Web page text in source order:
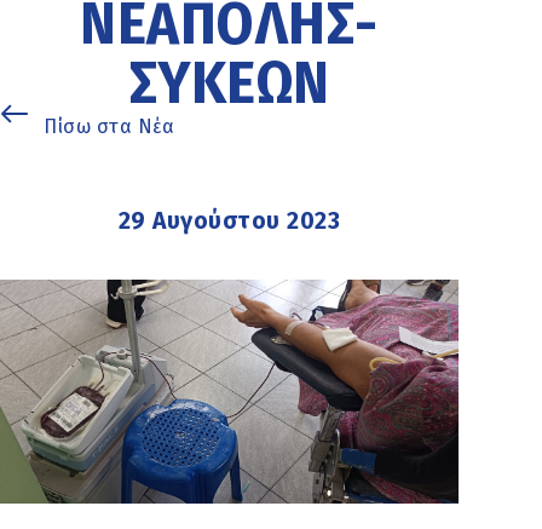
ΝΕΆΠΟΛΗΣ-
ΣΥΚΕΏΝ
Πίσω στα Νέα
29 Αυγούστου 2023